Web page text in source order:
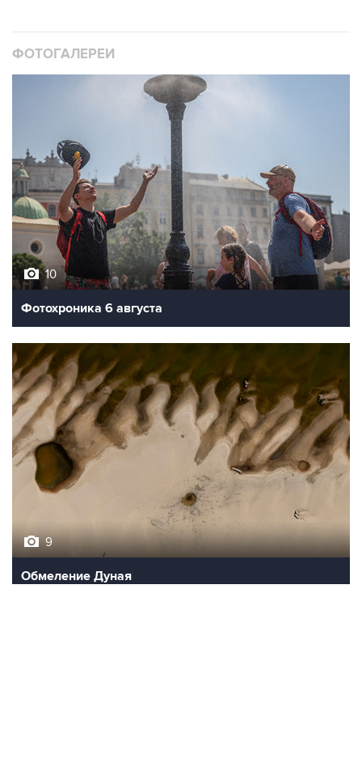
ФОТОГАЛЕРЕИ
10
Фотохроника 6 августа
9
Обмеление Дуная